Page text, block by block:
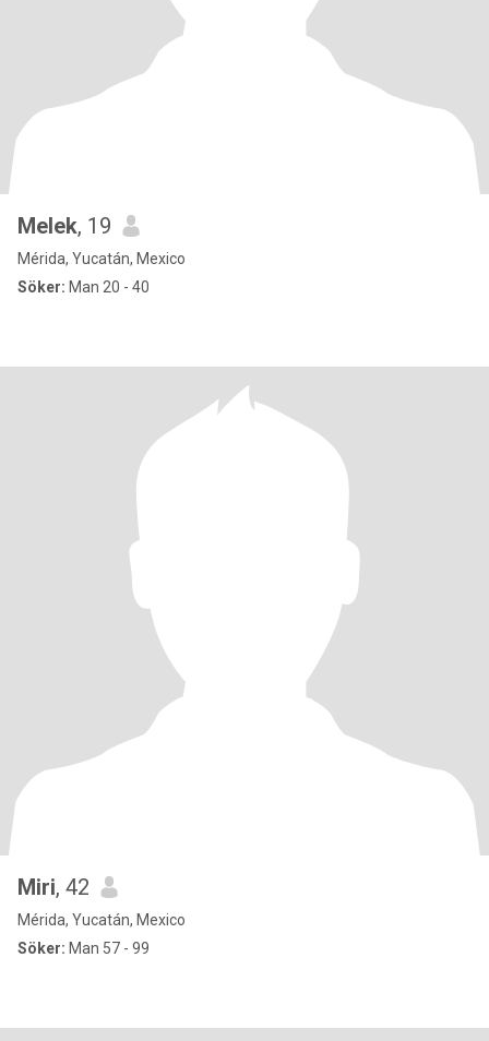
Melek, 19
Mérida, Yucatán, Mexico
Söker: Man 20 - 40
Miri, 42
Mérida, Yucatán, Mexico
Söker: Man 57 - 99